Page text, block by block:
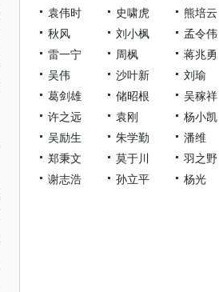
袁伟时
史啸虎
熊培云
秋风
刘小枫
孟令伟
雷一宁
周枫
蒋兆勇
吴伟
沙叶新
刘瑜
葛剑雄
储昭根
吴稼祥
许之远
袁刚
杨小凯
吴励生
朱学勤
潘维
郑秉文
莫于川
羽之野
谢志浩
孙立平 杨光